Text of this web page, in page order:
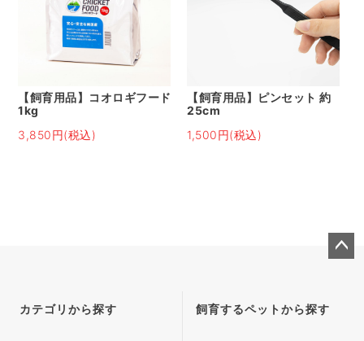
【飼育用品】コオロギフード
1kg
3,850円(税込)
【飼育用品】ピンセット 約
25cm
1,500円(税込)
カテゴリから探す 飼育するペットから探す